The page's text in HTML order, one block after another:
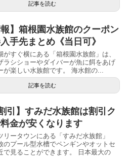
記事を読む
報】箱根園水族館のクーポン
手先まとめ《当日可》
がすぐ横にある「箱根園水族館」は、
ラシショーやダイバーが魚に餌をあげ
が楽しい水族館です。 海水館の...
記事を読む
引】すみだ水族館は割引ク
金が安くなります
リータウンにある「すみだ水族館」
のプール型水槽でペンギンやオットセ
で見ることができます。 日本最大の